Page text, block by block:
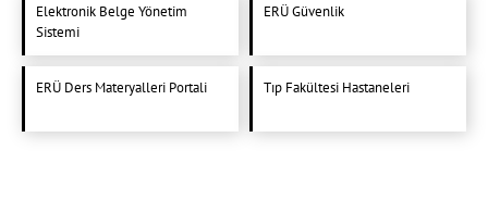
Elektronik Belge Yönetim
Sistemi
ERÜ Güvenlik
ERÜ Ders Materyalleri Portali Tıp Fakültesi Hastaneleri